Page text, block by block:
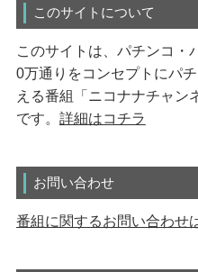
このサイトについて
このサイトは、パチンコ・
0万通りをコンセプトにパ
える番組「ニコナナチャン
です。 詳細はコチラ
お問い合わせ
番組に関するお問い合わせ